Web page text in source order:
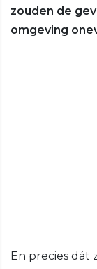
zouden de
omgeving
En precies dát